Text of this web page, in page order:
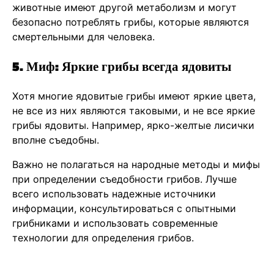
животные имеют другой метаболизм и могут
безопасно потреблять грибы, которые являются
смертельными для человека.
5. Миф: Яркие грибы всегда ядовиты
Хотя многие ядовитые грибы имеют яркие цвета,
не все из них являются таковыми, и не все яркие
грибы ядовиты. Например, ярко-желтые лисички
вполне съедобны.
Важно не полагаться на народные методы и мифы
при определении съедобности грибов. Лучше
всего использовать надежные источники
информации, консультироваться с опытными
грибниками и использовать современные
технологии для определения грибов.